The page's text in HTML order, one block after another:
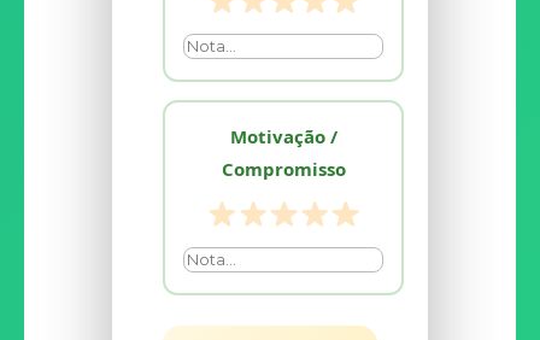
Motivação /
Compromisso